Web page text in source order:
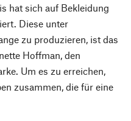
hat sich auf Bekleidung
Diese unter
zu produzieren, ist das
Hoffman, den
Um es zu erreichen,
zusammen, die für eine